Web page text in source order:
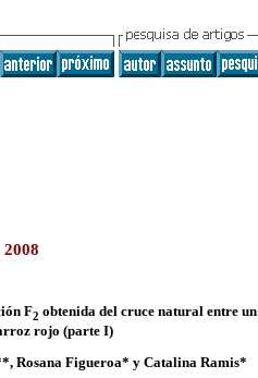
F2 obtenida del cruce natural entre un
rojo (parte I)
Rosana Figueroa* y Catalina Ramis*